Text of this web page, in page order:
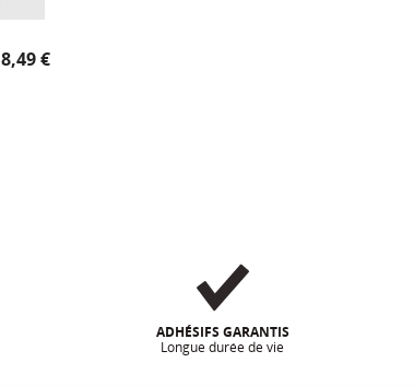
Prix
8,49 €
ADHÉSIFS GARANTIS
Longue durée de vie